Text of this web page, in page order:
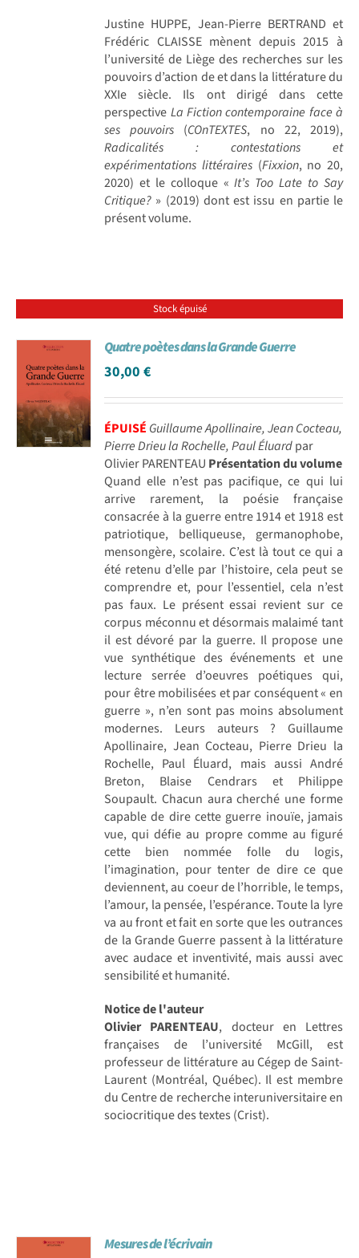
Justine HUPPE, Jean-Pierre BERTRAND et
Frédéric CLAISSE mènent depuis 2015 à
l’université de Liège des recherches sur les
pouvoirs d’action de et dans la littérature du
XXIe siècle. Ils ont dirigé dans cette
perspective La Fiction contemporaine face à
ses pouvoirs (COnTEXTES, no 22, 2019),
Radicalités : contestations et
expérimentations littéraires(Fixxion, no 20,
2020) et le colloque « It’s Too Late to Say
Critique? » (2019) dont est issu en partie le
présent volume.
Stock épuisé
Quatre poètes dans la Grande Guerre
30,00€
ÉPUISÉ Guillaume Apollinaire, Jean Cocteau,
Pierre Drieu la Rochelle, Paul Éluardpar
Olivier PARENTEAU Présentation du volume
Quand elle n’est pas pacifique, ce qui lui
arrive rarement, la poésie française
consacrée à la guerre entre 1914 et 1918 est
patriotique, belliqueuse, germanophobe,
mensongère, scolaire. C’est là tout ce qui a
été retenu d’elle par l’histoire, cela peut se
comprendre et, pour l’essentiel, cela n’est
pas faux. Le présent essai revient sur ce
corpus méconnu et désormais malaimé tant
il est dévoré par la guerre. Il propose une
vue synthétique des événements et une
lecture serrée d’oeuvres poétiques qui,
pour être mobilisées et par conséquent « en
guerre », n’en sont pas moins absolument
modernes. Leurs auteurs ? Guillaume
Apollinaire, Jean Cocteau, Pierre Drieu la
Rochelle, Paul Éluard, mais aussi André
Breton, Blaise Cendrars et Philippe
Soupault. Chacun aura cherché une forme
capable de dire cette guerre inouïe, jamais
vue, qui défie au propre comme au figuré
cette bien nommée folle du logis,
l’imagination, pour tenter de dire ce que
deviennent, au coeur de l’horrible, le temps,
l’amour, la pensée, l’espérance. Toute la lyre
va au front et fait en sorte que les outrances
de la Grande Guerre passent à la littérature
avec audace et inventivité, mais aussi avec
sensibilité et humanité.
Notice de l'auteur
Olivier PARENTEAU, docteur en Lettres
françaises de l’université McGill, est
professeur de littérature au Cégep de Saint-
Laurent (Montréal, Québec). Il est membre
du Centre de recherche interuniversitaire en
sociocritique des textes (Crist).
Mesures de l’écrivain